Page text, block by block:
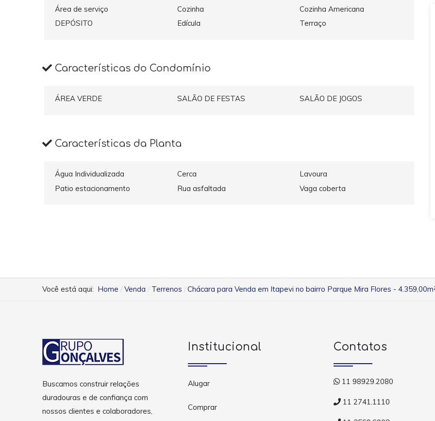
Área de serviço Cozinha
Cozinha Americana
DEPÓSITO
Edícula Terraço
Características do Condomínio
ÁREA VERDE SALÃO DE FESTAS SALÃO DE JOGOS
Características da Planta
Água Individualizada Cerca
Lavoura
Patio estacionamento
Rua asfaltada Vaga coberta
Você está aqui: Home Venda Terrenos Chácara para Venda em Itapevi no bairro Parque Mira Flores -
Buscamos construir relações
duradouras e de confiança com
nossos clientes e colaboradores,
Institucional
Alugar
Comprar
Contatos
11 98929.2080
11 2741.1110